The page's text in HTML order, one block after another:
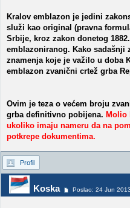
Kralov emblazon je jedini
služi kao original (pravna
Srbije, kroz zakon donetog
emblazoniranog. Kako sadašnji
znamenja koje je važilo u doba
emblazon zvanični crtež grba
Ovim je teza o većem broju
grba definitivno pobijena. Molio
ukoliko imaju nameru da na
potkrepe dokumentima.
Profil
Koska Poslao: 24 Jun